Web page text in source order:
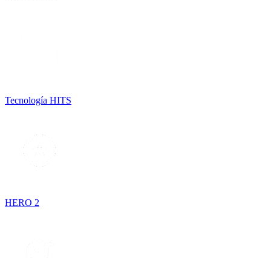
Tecnología HITS
HERO 2